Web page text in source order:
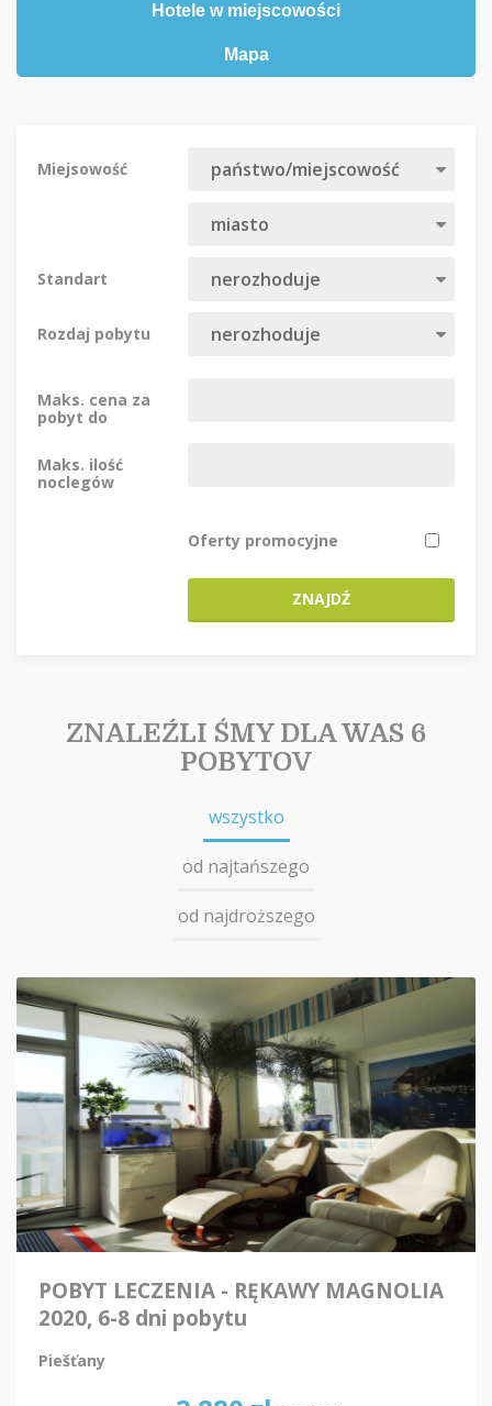
Hotele w miejscowości
Mapa
Miejsowość
Standart
Rozdaj pobytu
Maks. cena za
pobyt do
Maks. ilość
noclegów
Oferty promocyjne
ZNAJDŹ
ZNALEŹLI ŚMY DLA WAS 6
POBYTOV
wszystko
od najtańszego
od najdroższego
POBYT LECZENIA - RĘKAWY MAGNOLIA
2020, 6-8 dni pobytu
Piešťany